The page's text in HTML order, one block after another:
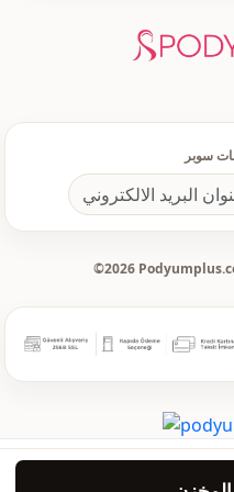
خاصة
©2026